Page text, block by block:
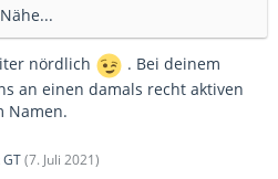
nördlich
. Bei deinem
an einen damals recht aktiven
Namen.
GT(7. Juli 2021)